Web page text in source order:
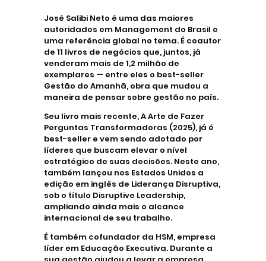
José Salibi Neto é uma das maiores
autoridades em Management do Brasil e
uma referência global no tema. É coautor
de 11 livros de negócios que, juntos, já
venderam mais de 1,2 milhão de
exemplares — entre eles o best-seller
Gestão do Amanhã, obra que mudou a
maneira de pensar sobre gestão no país.
Seu livro mais recente, A Arte de Fazer
Perguntas Transformadoras (2025), já é
best-seller e vem sendo adotado por
líderes que buscam elevar o nível
estratégico de suas decisões. Neste ano,
também lançou nos Estados Unidos a
edição em inglês de Liderança Disruptiva,
sob o título Disruptive Leadership,
ampliando ainda mais o alcance
internacional de seu trabalho.
É também cofundador da HSM, empresa
líder em Educação Executiva. Durante a